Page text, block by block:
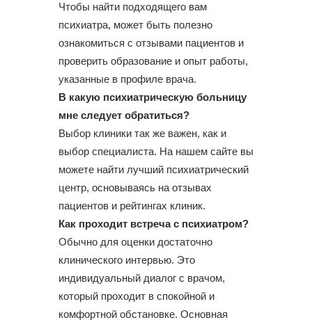
Чтобы найти подходящего вам
психиатра, может быть полезно
ознакомиться с отзывами пациентов и
проверить образование и опыт работы,
указанные в профиле врача.
В какую психиатрическую больницу
мне следует обратиться?
Выбор клиники так же важен, как и
выбор специалиста. На нашем сайте вы
можете найти лучший психиатрический
центр, основываясь на отзывах
пациентов и рейтингах клиник.
Как проходит встреча с психиатром?
Обычно для оценки достаточно
клинического интервью. Это
индивидуальный диалог с врачом,
который проходит в спокойной и
комфортной обстановке. Основная